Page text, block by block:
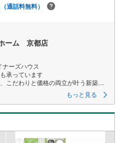
（通話料無料）
ーム 京都店
ーズハウス
承っています
こだわりと価格の両立が叶う新築を
ら太陽の光が差し込みます
楽々です
もっと見る